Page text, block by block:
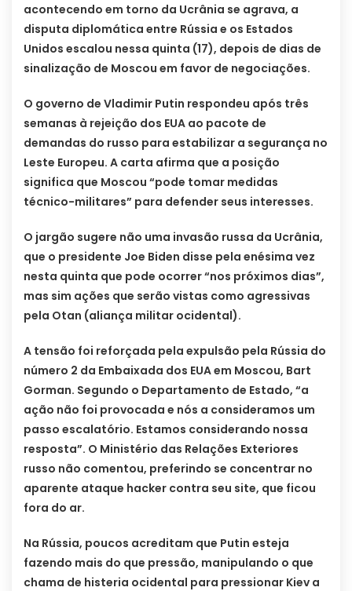
acontecendo em torno da Ucrânia se agrava, a
disputa diplomática entre Rússia e os Estados
Unidos escalou nessa quinta (17), depois de dias de
sinalização de Moscou em favor de negociações.
O governo de Vladimir Putin respondeu após três
semanas à rejeição dos EUA ao pacote de
demandas do russo para estabilizar a segurança no
Leste Europeu. A carta afirma que a posição
significa que Moscou “pode tomar medidas
técnico-militares” para defender seus interesses.
O jargão sugere não uma invasão russa da Ucrânia,
que o presidente Joe Biden disse pela enésima vez
nesta quinta que pode ocorrer “nos próximos dias”,
mas sim ações que serão vistas como agressivas
pela Otan (aliança militar ocidental).
A tensão foi reforçada pela expulsão pela Rússia do
número 2 da Embaixada dos EUA em Moscou, Bart
Gorman. Segundo o Departamento de Estado, “a
ação não foi provocada e nós a consideramos um
passo escalatório. Estamos considerando nossa
resposta”. O Ministério das Relações Exteriores
russo não comentou, preferindo se concentrar no
aparente ataque hacker contra seu site, que ficou
fora do ar.
Na Rússia, poucos acreditam que Putin esteja
fazendo mais do que pressão, manipulando o que
chama de histeria ocidental para pressionar Kiev a